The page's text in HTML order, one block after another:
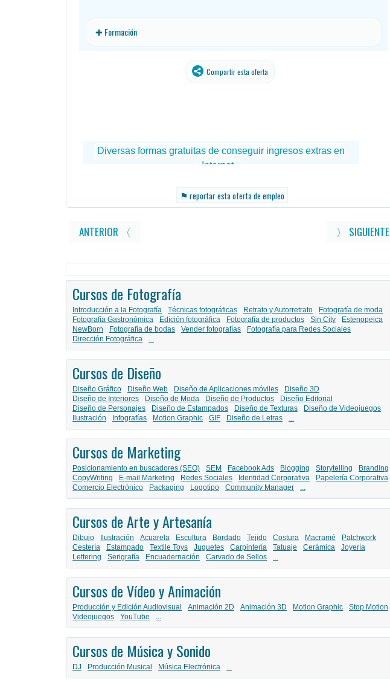
✚ Formación
Compartir esta oferta
⚑ reportar esta oferta de empleo
ANTERIOR 〈 〉 SIGUIENTE
Cursos de Fotografía
Introducción a la Fotografía Técnicas fotográficas Retrato y Autorretrato
Fotografía de moda
Fotografía Gastronómica
Edición fotográfica Fotografía de productos Sin City
Estenopeica
NewBorn
Fotografía de bodas Vender fotografías
Fotografía para Redes Sociales
Dirección Fotográfica
...
Cursos de Diseño
Diseño Gráfico Diseño Web Diseño de Aplicaciones móviles
Diseño 3D
Diseño de Interiores
Diseño de Moda Diseño de Productos
Diseño Editorial
Diseño de Personajes
Diseño de Estampados Diseño de Texturas
Diseño de Videojuegos
Ilustración
Infografías Motion Graphic GIF Diseño de Letras ...
Cursos de Marketing
Posicionamiento en buscadores (SEO) SEM Facebook Ads Blogging Storytelling
Branding
CopyWriting
E-mail Marketing Redes Sociales Identidad Corporativa
Papelería Corporativa
Comercio Electrónico
Packaging Logotipo Community Manager ...
Cursos de Arte y Artesanía
Dibujo Ilustración Acuarela Escultura Bordado Tejido Costura Macramé
Patchwork
Cestería
Estampado Textile Toys Juguetes Carpintería Tatuaje Cerámica
Joyería
Lettering
Serigrafía Encuadernación Carvado de Sellos ...
Cursos de Vídeo y Animación
Producción y Edición Audiovisual Animación 2D Animación 3D Motion Graphic
Stop Motion
Videojuegos
YouTube ...
Cursos de Música y Sonido
DJ Producción Musical Música Electrónica ...